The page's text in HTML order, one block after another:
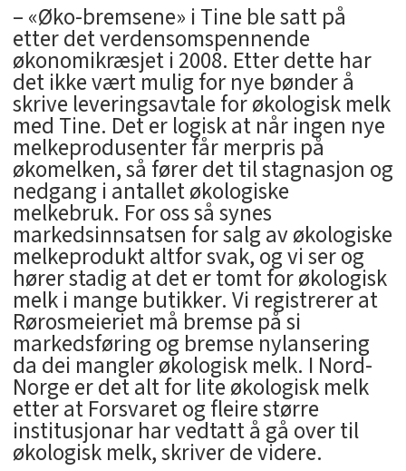
– «Øko-bremsene» i Tine ble satt på
etter det verdensomspennende
økonomikræsjet i 2008. Etter dette har
det ikke vært mulig for nye bønder å
skrive leveringsavtale for økologisk melk
med Tine. Det er logisk at når ingen nye
melkeprodusenter får merpris på
økomelken, så fører det til stagnasjon og
nedgang i antallet økologiske
melkebruk. For oss så synes
markedsinnsatsen for salg av økologiske
melkeprodukt altfor svak, og vi ser og
hører stadig at det er tomt for økologisk
melk i mange butikker. Vi registrerer at
Rørosmeieriet må bremse på si
markedsføring og bremse nylansering
da dei mangler økologisk melk. I Nord-
Norge er det alt for lite økologisk melk
etter at Forsvaret og fleire større
institusjonar har vedtatt å gå over til
økologisk melk, skriver de videre.